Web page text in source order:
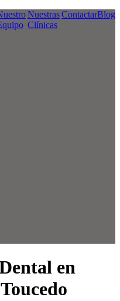
Nuestras
Clínicas
ContactarBlog
en